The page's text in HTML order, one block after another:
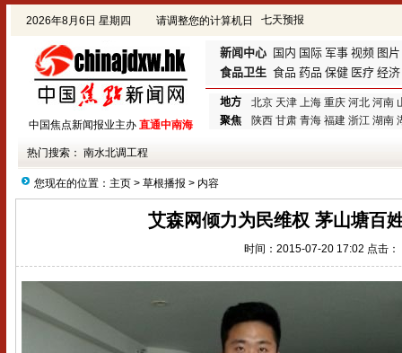
2026年8月6日 星期四
请调整您的计算机日
中国焦点新闻报业主办 直通中南海
新闻中心 国内 国际 军事 视频 图片
食品卫生 食品 药品 保健 医疗 经济
地方
聚焦
北京 天津 上海 重庆 河北 河南
陕西 甘肃 青海 福建 浙江 湖南
热门搜索： 南水北调工程
您现在的位置： 主页 > 草根播报 > 内容
艾森网倾力为民维权 茅山塘百
时间：2015-07-20 17:02 点击：